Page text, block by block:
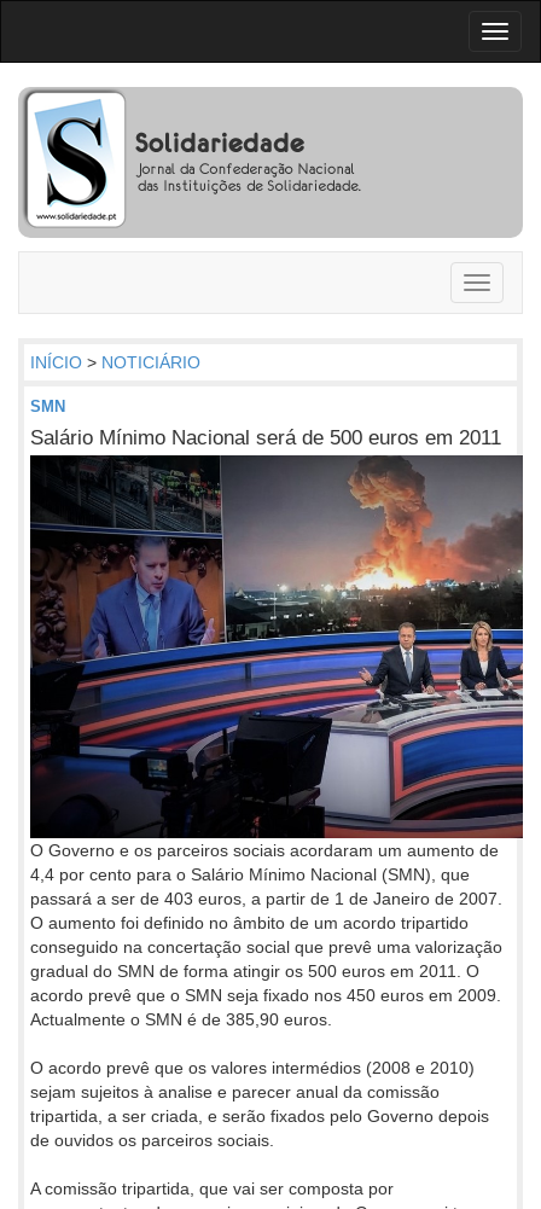
Toggle
INÍCIO > NOTICIÁRIO
SMN
Salário Mínimo Nacional será de 500 euros em 2011
O Governo e os parceiros sociais acordaram um aumento de
4,4 por cento para o Salário Mínimo Nacional (SMN), que
passará a ser de 403 euros, a partir de 1 de Janeiro de 2007.
O aumento foi definido no âmbito de um acordo tripartido
conseguido na concertação social que prevê uma valorização
gradual do SMN de forma atingir os 500 euros em 2011. O
acordo prevê que o SMN seja fixado nos 450 euros em 2009.
Actualmente o SMN é de 385,90 euros.
O acordo prevê que os valores intermédios (2008 e 2010)
sejam sujeitos à analise e parecer anual da comissão
tripartida, a ser criada, e serão fixados pelo Governo depois
de ouvidos os parceiros sociais.
A comissão tripartida, que vai ser composta por